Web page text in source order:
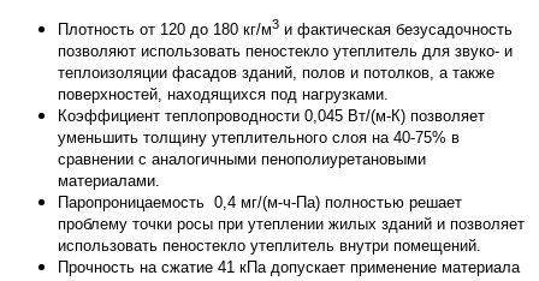
Плотность от 120 до 180 кг/м3 и фактическая безусадочность
позволяют использовать пеностекло утеплитель для звуко- и
теплоизоляции фасадов зданий, полов и потолков, а также
поверхностей, находящихся под нагрузками.
Коэффициент теплопроводности 0,045 Вт/(м-К) позволяет
уменьшить толщину утеплительного слоя на 40-75% в
сравнении с аналогичными пенополиуретановыми
материалами.
Паропроницаемость 0,4 мг/(м-ч-Па) полностью решает
проблему точки росы при утеплении жилых зданий и позволяет
использовать пеностекло утеплитель внутри помещений.
Прочность на сжатие 41 кПа допускает применение материала